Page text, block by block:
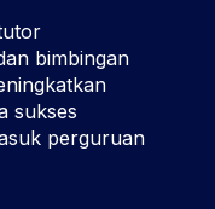
bimbingan
sukses
perguruan